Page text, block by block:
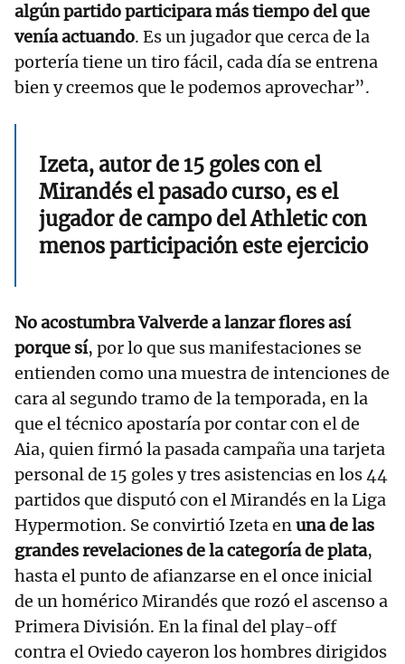
algún partido participara más tiempo del que
venía actuando. Es un jugador que cerca de la
portería tiene un tiro fácil, cada día se entrena
bien y creemos que le podemos aprovechar”.
Izeta, autor de 15 goles con el
Mirandés el pasado curso, es el
jugador de campo del Athletic con
menos participación este ejercicio
No acostumbra Valverde a lanzar flores así
porque sí, por lo que sus manifestaciones se
entienden como una muestra de intenciones de
cara al segundo tramo de la temporada, en la
que el técnico apostaría por contar con el de
Aia, quien firmó la pasada campaña una tarjeta
personal de 15 goles y tres asistencias en los 44
partidos que disputó con el Mirandés en la Liga
Hypermotion. Se convirtió Izeta enuna de las
grandes revelaciones de la categoría de plata,
hasta el punto de afianzarse en el once inicial
de un homérico Mirandés que rozó el ascenso a
Primera División. En la final del play-off
contra el Oviedo cayeron los hombres dirigidos